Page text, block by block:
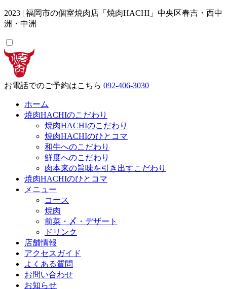
2023 | 福岡市の個室焼肉店「焼肉HACHI」中央区春吉・西中
洲・中洲
お電話でのご予約はこちら 092-406-3030
ホーム
焼肉HACHIのこだわり
焼肉HACHIのこだわり
焼肉HACHIのひとコマ
和牛へのこだわり
鮮度へのこだわり
肉本来の旨味を引き出すこだわり
焼肉HACHIのひとコマ
メニュー
コース
焼肉
前菜・〆・デザート
ドリンク
店舗情報
アクセスガイド
よくある質問
お問い合わせ
お知らせ